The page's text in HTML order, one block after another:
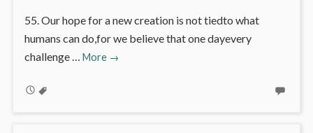
55. Our hope for a new creation is not tiedto what
humans can do,for we believe that one dayevery
challenge … More
Új
→